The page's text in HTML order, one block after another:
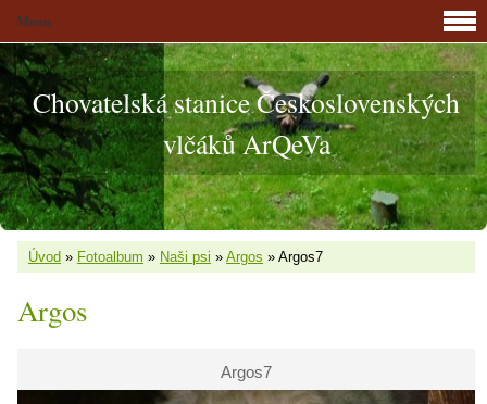
Chovatelská stanice Československých
vlčáků ArQeVa
Úvod » Fotoalbum » Naši psi » Argos » Argos7
Argos
Argos7
Menu